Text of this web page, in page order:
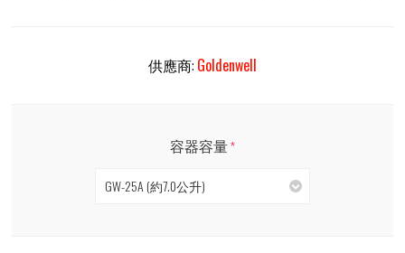
供應商: Goldenwell
容器容量*
GW-25A (約7.0公升)